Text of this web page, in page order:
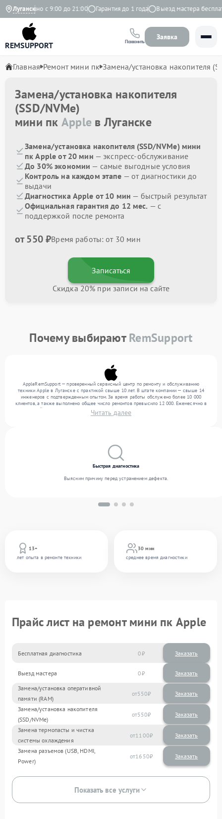
Луганск
Ежедневно с 9:00 до 21:00 Гарантия до 1 года Выезд мастера
REMSUPPORT Позвонить
Заявка
Главная Ремонт мини пк Замена/установка накопителя
Замена/установка накопителя
(SSD/NVMe)
мини пк Apple в Луганске
Замена/установка накопителя (SSD/NVMe) мини
пк Apple от 20 мин — экспресс-обслуживание
До 30% экономии — самые выгодные условия
Контроль на каждом этапе — от диагностики до
выдачи
Диагностика Apple от 10 мин — быстрый результат
Официальная гарантия до 12 мес. — с
поддержкой после ремонта
от 550 ₽Время работы: от 30 мин
Записаться
Скидка 20% при записи на сайте
Почему выбираютRemSupport
AppleRemSupport — проверенный сервисный центр по ремонту и обслуживанию
техники Apple в Луганске с практикой свыше 10 лет. В штате компании — свыше 14
инженеров с подтвержденным опытом. За время работы обслужено более 10 000
клиентов, а также выполнено общее число ремонтов превысило 12 000. Ежемесячно в
сервисный центр поступает свыше 300 единиц техники, включая , , . Мы работаем с
широким спектром неисправностей и поддерживаем высокий стандарт качества
Читать далее
13+
лет опыта в ремонте техники
30 мин
среднее время диагностики
Быстрая диагностика
Выясним причину перед устранением дефекта.
Прайс лист на ремонт мини пк Apple
Бесплатная диагностика 0 Заказать
Выезд мастера 0 Заказать
Замена/установка оперативной
памяти (RAM)
550
Замена/установка накопителя
(SSD/NVMe)
550
Замена термопасты и чистка
системы охлаждения
1100
Замена разъемов (USB, HDMI,
Power)
1650
Показать все услуги